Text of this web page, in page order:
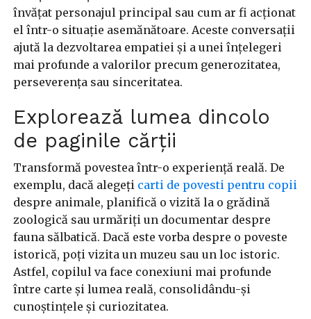
învățat personajul principal sau cum ar fi acționat
el într-o situație asemănătoare. Aceste conversații
ajută la dezvoltarea empatiei și a unei înțelegeri
mai profunde a valorilor precum generozitatea,
perseverența sau sinceritatea.
Explorează lumea dincolo
de paginile cărții
Transformă povestea într-o experiență reală. De
exemplu, dacă alegeți carti de povesti pentru copii
despre animale, planifică o vizită la o grădină
zoologică sau urmăriți un documentar despre
fauna sălbatică. Dacă este vorba despre o poveste
istorică, poți vizita un muzeu sau un loc istoric.
Astfel, copilul va face conexiuni mai profunde
între carte și lumea reală, consolidându-și
cunoștințele și curiozitatea.